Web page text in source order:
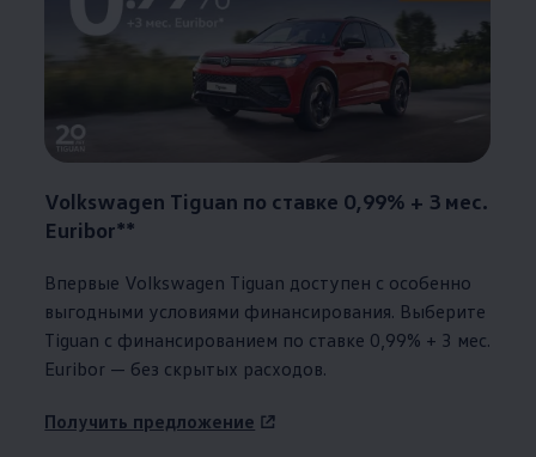
Volkswagen Tiguan по ставке 0,99% + 3 мес.
Euribor**
Впервые Volkswagen Tiguan доступен с особенно
выгодными условиями финансирования. Выберите
Tiguan с финансированием по ставке 0,99% + 3 мес.
Euribor — без скрытых расходов.
Получить предложение